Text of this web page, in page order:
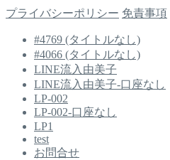
プライバシーポリシー 免責事項
#4769 (タイトルなし)
#4066 (タイトルなし)
LINE流入由美子
LINE流入由美子-口座なし
LP-002
LP-002-口座なし
LP1
test
お問合せ